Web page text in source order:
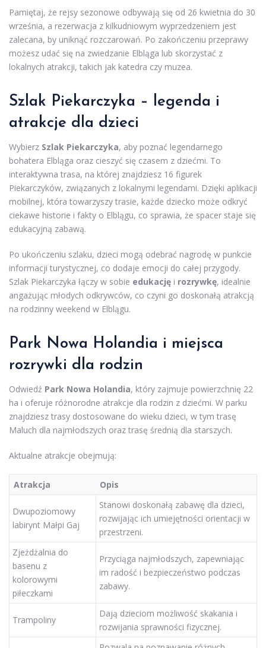
Pamiętaj, że rejsy sezonowe odbywają się od 26 kwietnia do 30
września, a rezerwacja z kilkudniowym wyprzedzeniem jest
zalecana, by uniknąć rozczarowań. Po zakończeniu przeprawy
możesz udać się na zwiedzanie Elbląga lub skorzystać z
lokalnych atrakcji, takich jak katedra czy muzea.
Szlak Piekarczyka – legenda i
atrakcje dla dzieci
Wybierz Szlak Piekarczyka, aby poznać legendarnego
bohatera Elbląga oraz cieszyć się czasem z dziećmi. To
interaktywna trasa, na której znajdziesz 16 figurek
Piekarczyków, związanych z lokalnymi legendami. Dzięki aplikacji
mobilnej, która towarzyszy trasie, każde dziecko może odkryć
ciekawe historie i fakty o Elblągu, co sprawia, że spacer staje się
edukacyjną zabawą.
Po ukończeniu szlaku, dzieci mogą odebrać nagrodę w punkcie
informacji turystycznej, co dodaje emocji do całej przygody.
Szlak Piekarczyka łączy w sobie edukację i rozrywkę, idealnie
angażując młodych odkrywców, co czyni go doskonałą atrakcją
na rodzinny weekend w Elblągu.
Park Nowa Holandia i miejsca
rozrywki dla rodzin
Odwiedź Park Nowa Holandia, który zajmuje powierzchnię 22
ha i oferuje różnorodne atrakcje dla rodzin z dziećmi. W parku
znajdziesz trasy dostosowane do wieku dzieci, w tym trasę
Maluch dla najmłodszych oraz trasę średnią dla starszych.
Aktualne atrakcje obejmują:
Atrakcja Opis
Dwupoziomowy
labirynt Małpi Gaj
Stanowi doskonałą zabawę dla dzieci,
rozwijając ich umiejętności orientacji w
przestrzeni.
Zjeżdżalnia do
basenu z
kolorowymi
piłeczkami
Przyciąga najmłodszych, zapewniając
im radość i bezpieczeństwo podczas
zabawy.
Trampoliny
Dają dzieciom możliwość skakania i
rozwijania sprawności fizycznej.